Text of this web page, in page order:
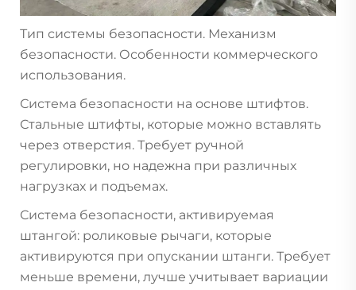
Тип системы безопасности. Механизм
безопасности. Особенности коммерческого
использования.
Система безопасности на основе штифтов.
Стальные штифты, которые можно вставлять
через отверстия. Требует ручной
регулировки, но надежна при различных
нагрузках и подъемах.
Система безопасности, активируемая
штангой: роликовые рычаги, которые
активируются при опускании штанги. Требует
меньше времени, лучше учитывает вариации